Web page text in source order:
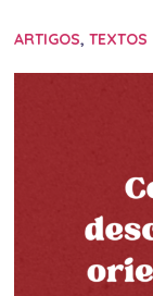
ARTIGOS,TEXTOS